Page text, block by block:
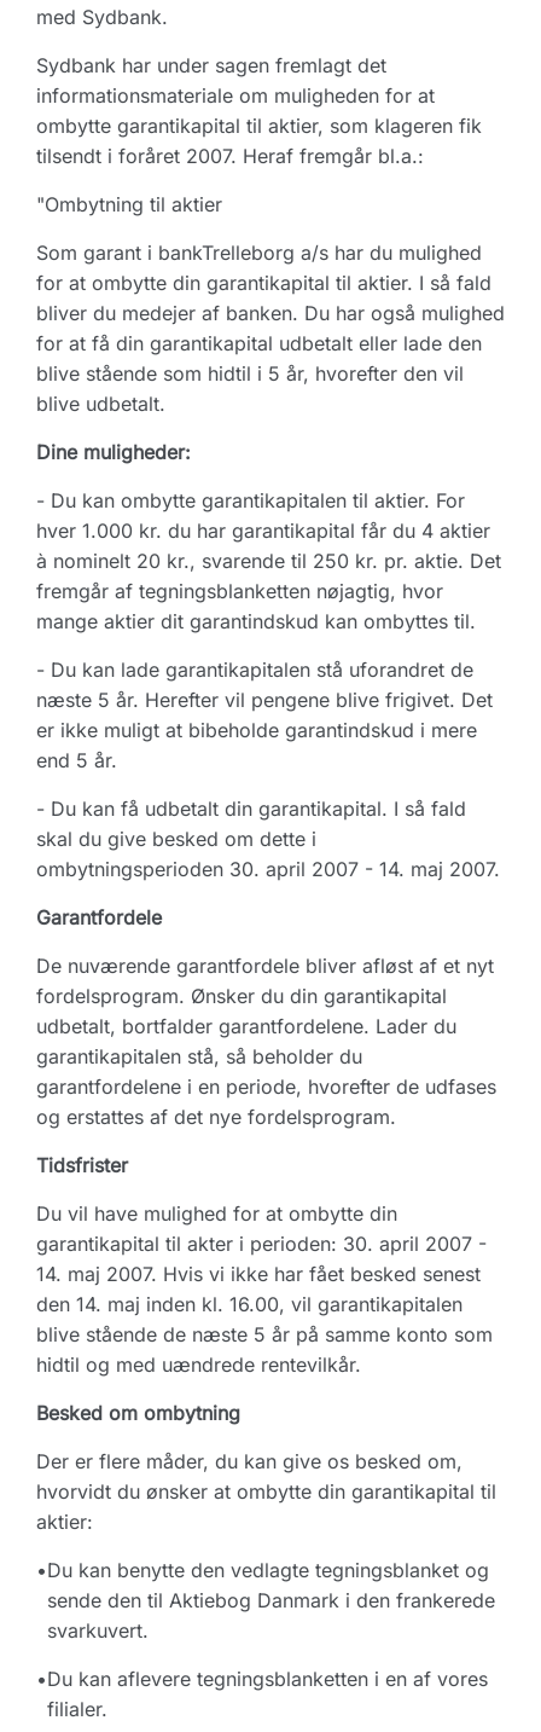
med Sydbank.
Sydbank har under sagen fremlagt det
informationsmateriale om muligheden for at
ombytte garantikapital til aktier, som klageren fik
tilsendt i foråret 2007. Heraf fremgår bl.a.:
"Ombytning til aktier
Som garant i bankTrelleborg a/s har du mulighed
for at ombytte din garantikapital til aktier. I så fald
bliver du medejer af banken. Du har også mulighed
for at få din garantikapital udbetalt eller lade den
blive stående som hidtil i 5 år, hvorefter den vil
blive udbetalt.
Dine muligheder:
- Du kan ombytte garantikapitalen til aktier. For
hver 1.000 kr. du har garantikapital får du 4 aktier
à nominelt 20 kr., svarende til 250 kr. pr. aktie. Det
fremgår af tegningsblanketten nøjagtig, hvor
mange aktier dit garantindskud kan ombyttes til.
- Du kan lade garantikapitalen stå uforandret de
næste 5 år. Herefter vil pengene blive frigivet. Det
er ikke muligt at bibeholde garantindskud i mere
end 5 år.
- Du kan få udbetalt din garantikapital. I så fald
skal du give besked om dette i
ombytningsperioden 30. april 2007 - 14. maj 2007.
Garantfordele
De nuværende garantfordele bliver afløst af et nyt
fordelsprogram. Ønsker du din garantikapital
udbetalt, bortfalder garantfordelene. Lader du
garantikapitalen stå, så beholder du
garantfordelene i en periode, hvorefter de udfases
og erstattes af det nye fordelsprogram.
Tidsfrister
Du vil have mulighed for at ombytte din
garantikapital til akter i perioden: 30. april 2007 -
14. maj 2007. Hvis vi ikke har fået besked senest
den 14. maj inden kl. 16.00, vil garantikapitalen
blive stående de næste 5 år på samme konto som
hidtil og med uændrede rentevilkår.
Besked om ombytning
Der er flere måder, du kan give os besked om,
hvorvidt du ønsker at ombytte din garantikapital til
aktier:
•Du kan benytte den vedlagte tegningsblanket og
sende den til Aktiebog Danmark i den frankerede
svarkuvert.
•Du kan aflevere tegningsblanketten i en af vores
filialer.